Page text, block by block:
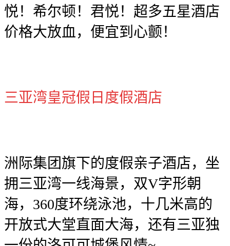
悦！希尔顿！君悦！超多五星酒店
价格大放血，便宜到心颤！
三亚湾皇冠假日度假酒店
洲际集团旗下的度假亲子酒店，坐
拥三亚湾一线海景，双V字形朝
海，360度环绕泳池，十几米高的
开放式大堂直面大海，还有三亚独